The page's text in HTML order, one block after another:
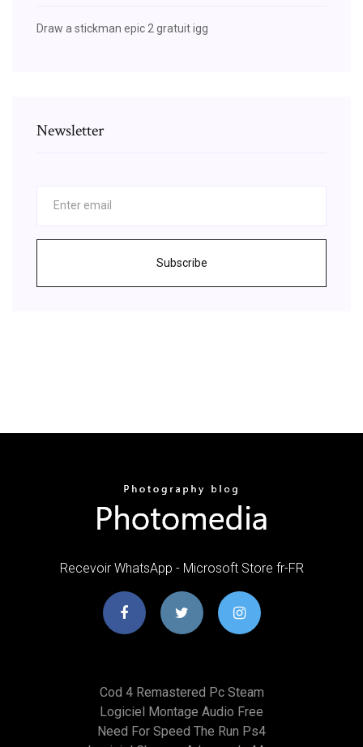
Draw a stickman epic 2 gratuit igg
Newsletter
Subscribe
Recevoir WhatsApp - Microsoft Store fr-FR
Cod 4 Remastered Pc Steam
Logiciel Montage Audio Free
Need For Speed The Run Ps4